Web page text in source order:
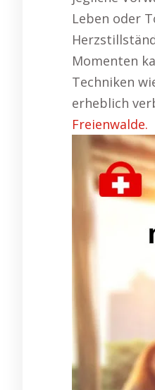
Leben oder
Momenten
Techniken
erheblich
Freienwalde.